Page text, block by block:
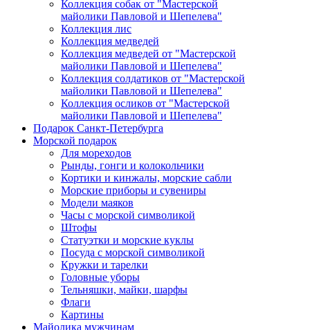
Коллекция собак от "Мастерской
майолики Павловой и Шепелева"
Коллекция лис
Коллекция медведей
Коллекция медведей от "Мастерской
майолики Павловой и Шепелева"
Коллекция солдатиков от "Мастерской
майолики Павловой и Шепелева"
Коллекция осликов от "Мастерской
майолики Павловой и Шепелева"
Подарок Санкт-Петербурга
Морской подарок
Для мореходов
Рынды, гонги и колокольчики
Кортики и кинжалы, морские сабли
Морские приборы и сувениры
Модели маяков
Часы с морской символикой
Штофы
Статуэтки и морские куклы
Посуда с морской символикой
Кружки и тарелки
Головные уборы
Тельняшки, майки, шарфы
Флаги
Картины
Майолика мужчинам